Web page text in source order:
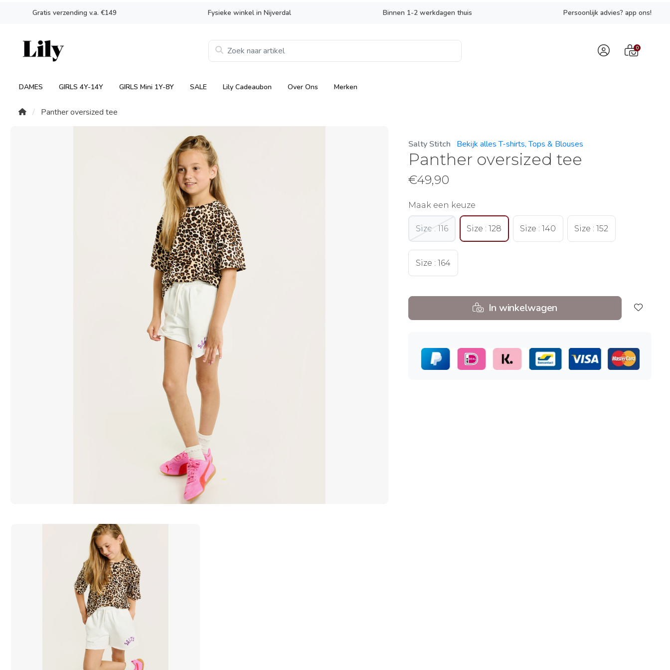
Gratis verzending v.a. €149 Fysieke winkel in Nijverdal Binnen 1-2 werkdagen thuis Persoonlijk advies? app ons!
0
DAMES GIRLS 4Y-14Y GIRLS Mini 1Y-8Y SALE Lily Cadeaubon Over Ons Merken
Panther oversized tee
Salty Stitch Bekijk alles T-shirts, Tops & Blouses
Panther oversized tee
€49,90
Maak een keuze
Size : 116 Size : 128 Size : 140 Size : 152
Size : 164
In winkelwagen